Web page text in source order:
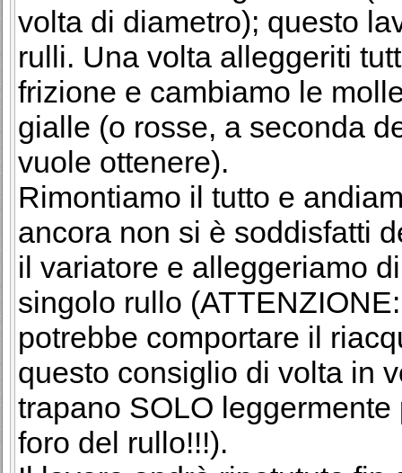
volta di diametro); questo
rulli. Una volta alleggeriti
frizione e cambiamo le
gialle (o rosse, a seconda
vuole ottenere).
Rimontiamo il tutto e
ancora non si è soddisfatti
il variatore e alleggeriamo
singolo rullo
potrebbe comportare il
questo consiglio di volta in
trapano SOLO
foro del rullo!!!).